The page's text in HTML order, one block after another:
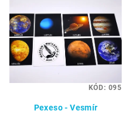
Pexeso - Vesmír
KÓD: 095